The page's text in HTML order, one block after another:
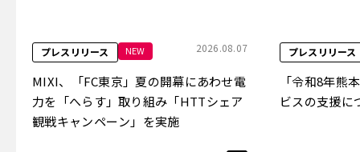
プレスリリース NEW 2026.08.07
MIXI、「FC東京」夏の開幕にあわせ電
力を「へらす」取り組み「HTTシェア
観戦キャンペーン」を実施
プレスリリース
「令和8年熊
ビスの支援に